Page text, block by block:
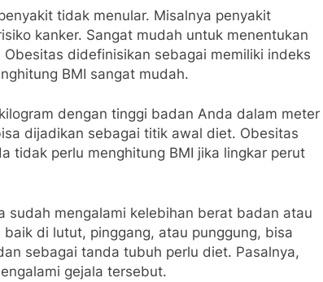
tidak menular. Misalnya penyakit
kanker. Sangat mudah untuk menentukan
didefinisikan sebagai memiliki indeks
BMI sangat mudah.
dengan tinggi badan Anda dalam meter
dijadikan sebagai titik awal diet. Obesitas
tidak perlu menghitung BMI jika lingkar perut
sudah mengalami kelebihan berat badan atau
di lutut, pinggang, atau punggung, bisa
sebagai tanda tubuh perlu diet. Pasalnya,
gejala tersebut.